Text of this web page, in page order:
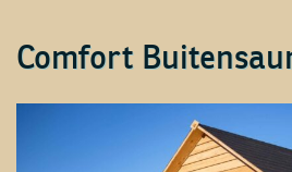
Comfort